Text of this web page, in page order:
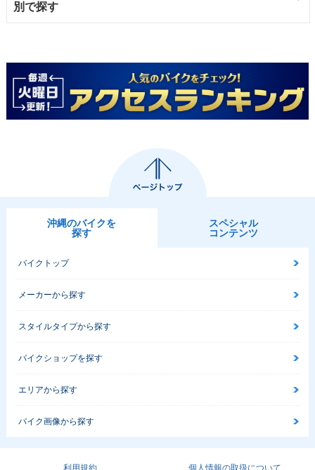
別で探す
沖縄のバイクを
探す
スペシャル
コンテンツ
バイクトップ
メーカーから探す
スタイルタイプから探す
バイクショップを探す
エリアから探す
バイク画像から探す
利用規約 個人情報の取扱について